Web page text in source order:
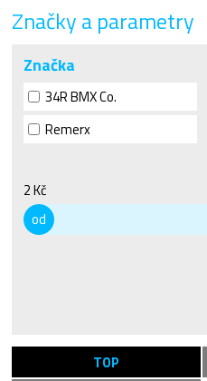
Značky a parametry
Značka
34R BMX Co.
Remerx
2 Kč
od
TOP